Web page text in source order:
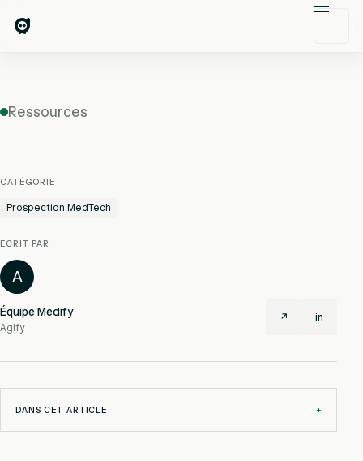
Ressources
CATÉGORIE
Prospection MedTech
ÉCRIT PAR
A
Équipe Medify
Agify
↗ in
DANS CET ARTICLE +